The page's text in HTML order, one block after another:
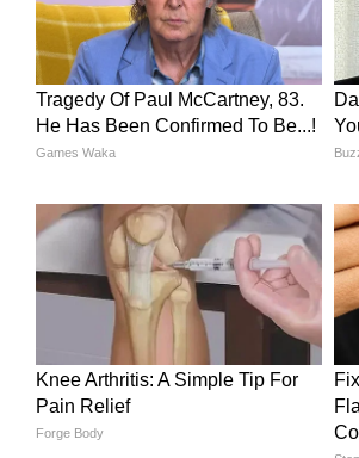
एक बड़ी उपलब्धि या सौदे की
इस समय मूलांक 3 वालों को कोई बड़ी
है। प्रॉपर्टी से जुड़े मामलों में भी लाभ
Jyotish Gyan in Hindi (ज्योतिष
Gyan, Hastha Rekha, Palm
Name Numerology, and
Asianet News Hindi.
ABOUT THE AUTHOR
MM
Manish Meharele
मनीष मेहरेले। मीडिया में 19 साल का